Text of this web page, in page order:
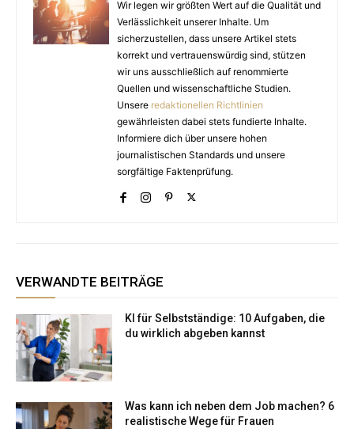
Wir legen wir größten Wert auf die Qualität und
Verlässlichkeit unserer Inhalte. Um
sicherzustellen, dass unsere Artikel stets
korrekt und vertrauenswürdig sind, stützen
wir uns ausschließlich auf renommierte
Quellen und wissenschaftliche Studien.
Unsere redaktionellen Richtlinien
gewährleisten dabei stets fundierte Inhalte.
Informiere dich über unsere hohen
journalistischen Standards und unsere
sorgfältige Faktenprüfung.
VERWANDTE BEITRÄGE
KI für Selbstständige: 10 Aufgaben, die
du wirklich abgeben kannst
Was kann ich neben dem Job machen? 6
realistische Wege für Frauen